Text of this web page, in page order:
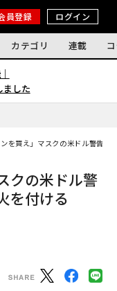
員登録 ログイン
カテゴリ 連載
ました
ンを買え」マスクの米ドル警告
クの米ドル警
を付ける